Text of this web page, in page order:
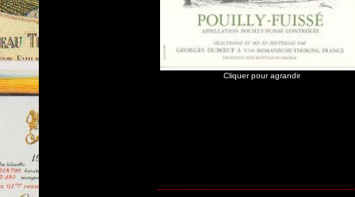
Cliquer pour agrandir